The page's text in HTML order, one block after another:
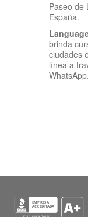
Paseo de
España.
brinda
ciudades
línea a
WhatsApp.